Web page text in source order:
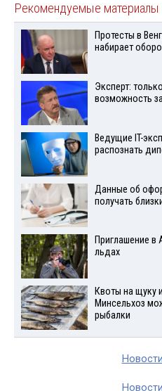
Рекомендуемые материалы
Протесты в
набирает
Эксперт:
возможность
Ведущие IT-
распознать
Данные об
получать
Приглашение в
льдах
Квоты на щуку
Минсельхоз
рыбалки